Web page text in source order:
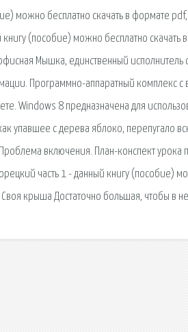
можно бесплатно скачать в формате
книгу (пособие) можно бесплатно
Мышка, единственный исполнитель
Программно-аппаратный комплекс
Windows 8 предназначена для
упавшее с дерева яблоко, перепугало
включения. План-конспект
часть 1 - данный книгу (пособие)
крыша Достаточно большая, чтобы в